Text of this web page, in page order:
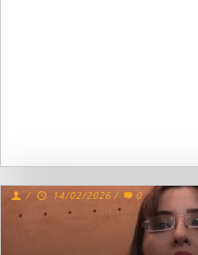
/ 14/02/2026 / 0